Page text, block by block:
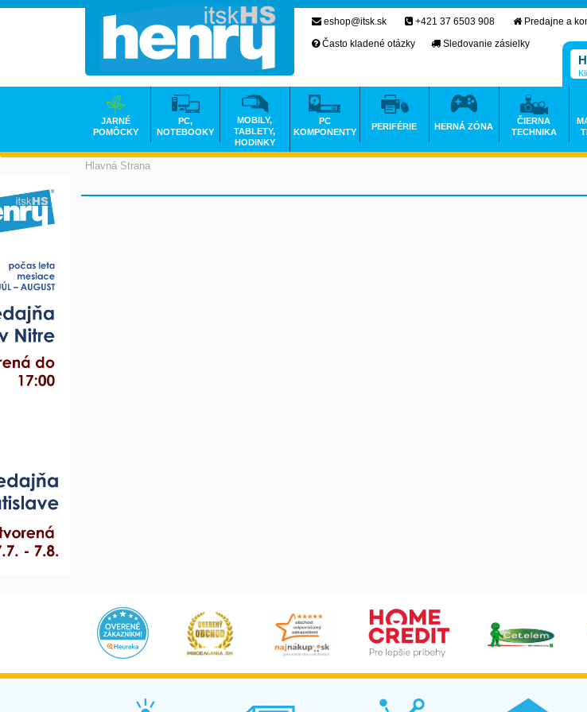
Hlavná Strana
eshop@itsk.sk +421 37 6503 908
Predajne a
Často kladené otázky
Sledovanie zásielky
JARNÉ
POMÔCKY
PC,
NOTEBOOKY
MOBILY,
TABLETY,
HODINKY
PC
KOMPONENTY
PERIFÉRIE HERNÁ ZÓNA
ČIERNA
TECHNIKA